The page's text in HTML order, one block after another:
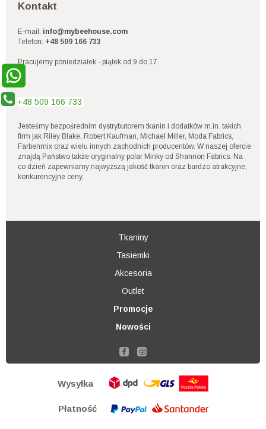
Kontakt
E-mail: info@mybeehouse.com
Telefon: +48 509 166 733
Pracujemy poniedziałek - piątek od 9 do 17.
Nasza firma
Jesteśmy bezpośrednim dystrybutorem tkanin i dodatków m.in. takich
firm jak Riley Blake, Robert Kaufman, Michael Miller, Moda Fabrics,
Farbenmix oraz wielu innych zachodnich producentów. W naszej ofercie
znajdą Państwo także oryginalny polar Minky od Shannon Fabrics. Na
co dzień zapewniamy najwyższą jakość tkanin oraz bardzo atrakcyjne,
konkurencyjne ceny.
+48 509 166 733
Tkaniny
Tasiemki
Akcesoria
Outlet
Promocje
Nowości
Wysyłka
Płatność